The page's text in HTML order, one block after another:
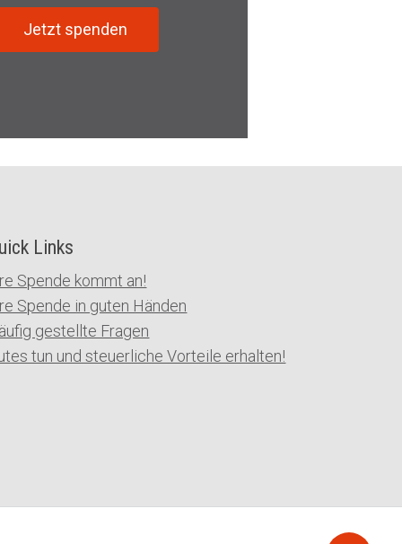
Jetzt spenden
Links
Spende kommt an!
Spende in guten Händen
gestellte Fragen
tun und steuerliche Vorteile erhalten!